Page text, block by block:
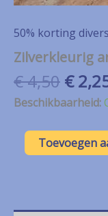
50% korting
Zilverkleurig
€4,50
prijs
€
€
Beschikbaarheid:
Zilverkleurig
armbandjeToevoegen